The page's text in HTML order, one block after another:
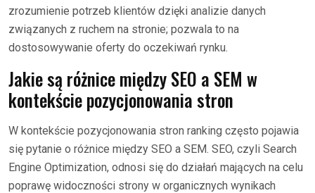
zrozumienie potrzeb klientów dzięki analizie danych
związanych z ruchem na stronie; pozwala to na
dostosowywanie oferty do oczekiwań rynku.
Jakie są różnice między SEO a SEM w
kontekście pozycjonowania stron
W kontekście pozycjonowania stron ranking często pojawia
się pytanie o różnice między SEO a SEM. SEO, czyli Search
Engine Optimization, odnosi się do działań mających na celu
poprawę widoczności strony w organicznych wynikach